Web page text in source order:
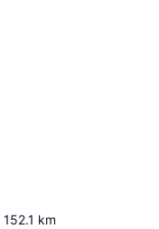
152.1 km